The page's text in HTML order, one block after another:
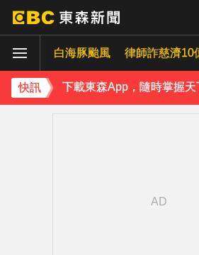
白海豚颱風 律師詐慈濟10
快訊
下載東森App，隨時掌握天
「兆基」前董事長涉侵占近